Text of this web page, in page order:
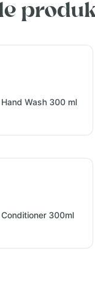
Wash 300 ml
300ml